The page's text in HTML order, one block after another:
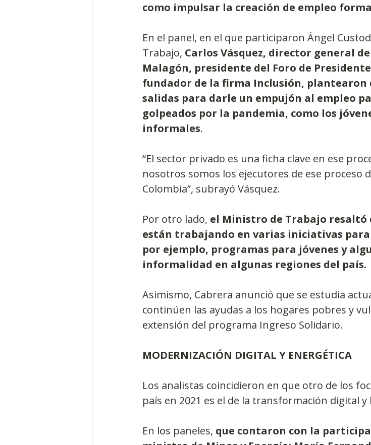
como impulsar la creación de empleo
En el panel, en el que participaron Ángel
Trabajo, Carlos Vásquez, director general
Malagón, presidente del Foro de
fundador de la firma Inclusión, plantearon
salidas para darle un empujón al empleo
golpeados por la pandemia, como los
informales.
“El sector privado es una ficha clave en ese
nosotros somos los ejecutores de ese proceso
Colombia”, subrayó Vásquez.
Por otro lado, el Ministro de Trabajo resaltó
están trabajando en varias iniciativas
por ejemplo, programas para jóvenes y
informalidad en algunas regiones del país.
Asimismo, Cabrera anunció que se estudia
continúen las ayudas a los hogares pobres y
extensión del programa Ingreso Solidario.
MODERNIZACIÓN DIGITAL Y ENERGÉTICA
Los analistas coincidieron en que otro de los
país en 2021 es el de la transformación digital
En los paneles, que contaron con la